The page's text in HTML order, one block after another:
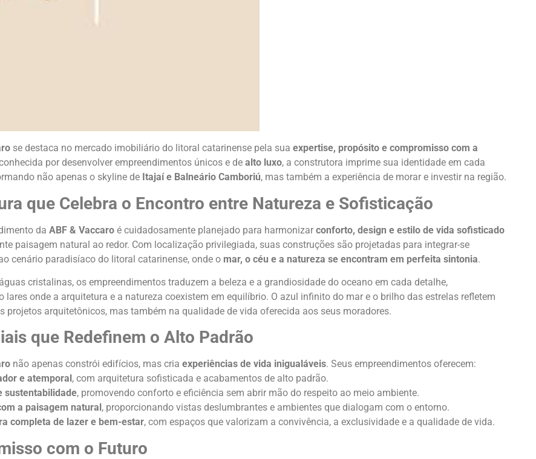
se destaca no mercado imobiliário do litoral catarinense pela sua expertise, propósito e compromisso com a
por desenvolver empreendimentos únicos e de alto luxo, a construtora imprime sua identidade em cada
não apenas o skyline de Itajaí e Balneário Camboriú, mas também a experiência de morar e investir na região.
que Celebra o Encontro entre Natureza e Sofisticação
da ABF & Vaccaroé cuidadosamente planejado para harmonizar conforto, design e estilo de vida sofisticado
paisagem natural ao redor. Com localização privilegiada, suas construções são projetadas para integrar-se
cenário paradisíaco do litoral catarinense, onde o mar, o céu e a natureza se encontram em perfeita sintonia.
cristalinas, os empreendimentos traduzem a beleza e a grandiosidade do oceano em cada detalhe,
lares onde a arquitetura e a natureza coexistem em equilíbrio. O azul infinito do mar e o brilho das estrelas refletem
projetos arquitetônicos, mas também na qualidade de vida oferecida aos seus moradores.
que Redefinem o Alto Padrão
não apenas constrói edifícios, mas cria experiências de vida inigualáveis. Seus empreendimentos oferecem:
e atemporal , com arquitetura sofisticada e acabamentos de alto padrão.
sustentabilidade, promovendo conforto e eficiência sem abrir mão do respeito ao meio ambiente.
a paisagem natural , proporcionando vistas deslumbrantes e ambientes que dialogam com o entorno.
completa de lazer e bem-estar, com espaços que valorizam a convivência, a exclusividade e a qualidade de vida.
com o Futuro